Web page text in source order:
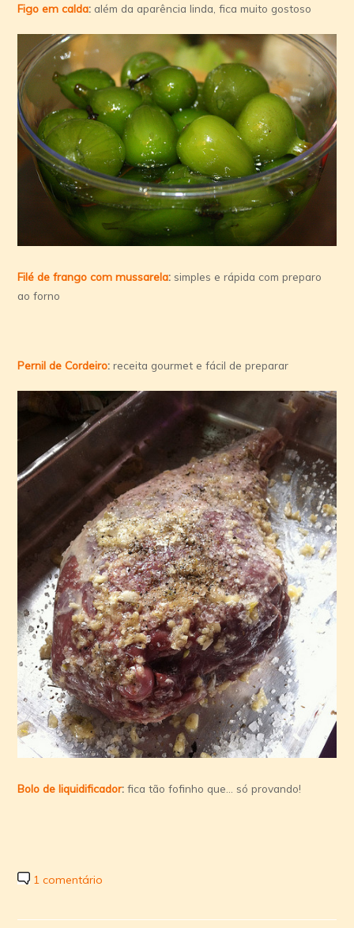
Figo em calda:além da aparência linda, fica muito gostoso
Filé de frango com mussarela: simples e rápida com preparo
ao forno
Pernil de Cordeiro: receita gourmet e fácil de preparar
Bolo de liquidificador:fica tão fofinho que… só provando!
1 comentário